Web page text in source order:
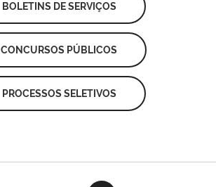
BOLETINS DE SERVIÇOS
CONCURSOS PÚBLICOS
PROCESSOS SELETIVOS